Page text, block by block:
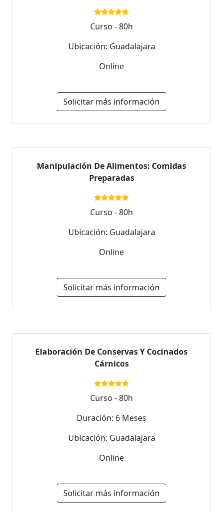
Curso - 80h
Ubicación: Guadalajara
Online
Solicitar más información
Manipulación De Alimentos: Comidas
Preparadas
Curso - 80h
Ubicación: Guadalajara
Online
Solicitar más información
Elaboración De Conservas Y Cocinados
Cárnicos
Curso - 80h
Duración: 6 Meses
Ubicación: Guadalajara
Online
Solicitar más información